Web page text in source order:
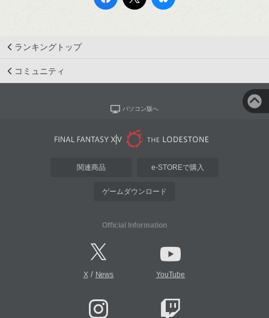
ランキングトップ
コミュニティ
パソコン版へ
関連商品 e-STOREで購入
ゲームダウンロード
Official Information
X/ News YouTube